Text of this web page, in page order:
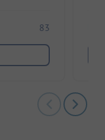
83